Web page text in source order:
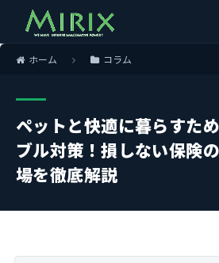
ホーム コラム
ペットと快適に暮らすた
ブル対策！損しない保険
場を徹底解説